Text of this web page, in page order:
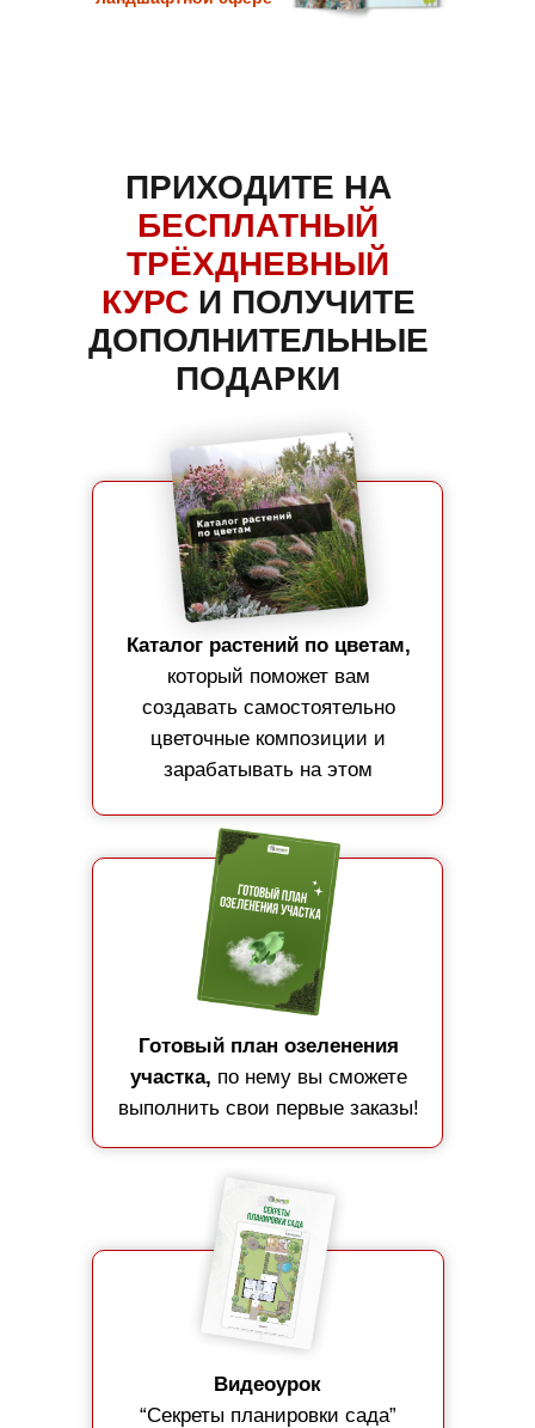
ПРИХОДИТЕ НА
БЕСПЛАТНЫЙ
ТРЁХДНЕВНЫЙ
КУРС И ПОЛУЧИТЕ
ДОПОЛНИТЕЛЬНЫЕ
ПОДАРКИ
Каталог растений по цветам,
который поможет вам
создавать самостоятельно
цветочные композиции и
зарабатывать на этом
Готовый план озеленения
участка, по нему вы сможете
выполнить свои первые заказы!
Видеоурок
“Секреты планировки сада”